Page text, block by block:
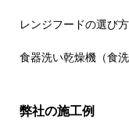
レンジフードの選び方
食器洗い乾燥機（食
弊社の施工例